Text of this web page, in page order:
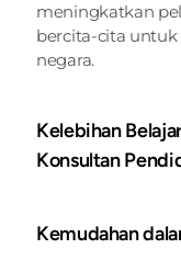
meningkatkan
bercita-cita
negara.
Kelebihan
Konsultan
Kemudahan